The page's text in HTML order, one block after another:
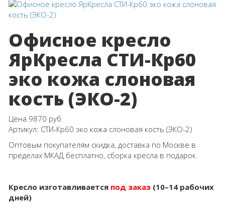
Офисное кресло
ЯрКресла СТИ-Кр60
эко кожа слоновая
кость (ЭКО-2)
Цена 9870 руб
Артикул: СТИ-Кр60 эко кожа слоновая кость (ЭКО-2)
Оптовым покупателям скидка, доставка по Москве в
пределах МКАД бесплатно, сборка кресла в подарок.
Кресло изготавливается под заказ (10–14 рабочих
дней)